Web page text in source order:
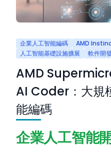
企業人工智能編碼 AMD
人工智能基礎設施擴展
軟件開
AMD
AI Coder：大規
能編碼
企業人工智能